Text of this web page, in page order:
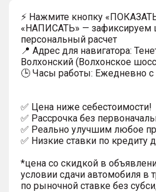
⚡ Нажмите кнопку
«НАПИСАТЬ» —
персональный расчет
📍 Адрес для навигатора:
Волхонский (Волхонское
🕒 Часы работы: Ежедневно с
✅ Цена ниже себестоимости!
✅ Рассрочка без
✅ Реально улучшим любое
✅ Низкие ставки по кредиту
*цена со скидкой в
условии сдачи автомобиля в
по рыночной ставке без